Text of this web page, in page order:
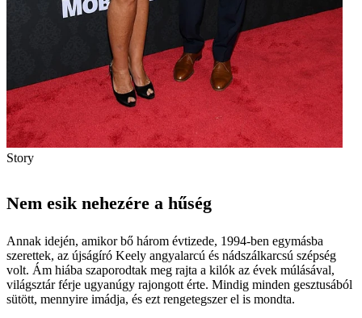
Story
Nem esik nehezére a hűség
Annak idején, amikor bő három évtizede, 1994-ben egymásba
szerettek, az újságíró Keely angyalarcú és nádszálkarcsú szépség
volt. Ám hiába szaporodtak meg rajta a kilók az évek múlásával,
világsztár férje ugyanúgy rajongott érte. Mindig minden gesztusából
sütött, mennyire imádja, és ezt rengetegszer el is mondta.